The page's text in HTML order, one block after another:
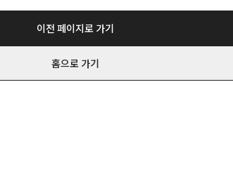
이전 페이지로 가기
홈으로 가기